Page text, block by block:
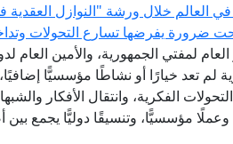
في العالم خلال ورشة "النوازل
ضرورة يفرضها تسارع التحولات
لمفتي الجمهورية، والأمين العام
لم تعد خيارًا أو نشاطًا مؤسسيًّا
الفكرية، وانتقال الأفكار
مؤسسيًّا، وتنسيقًا دوليًّا يجمع بين